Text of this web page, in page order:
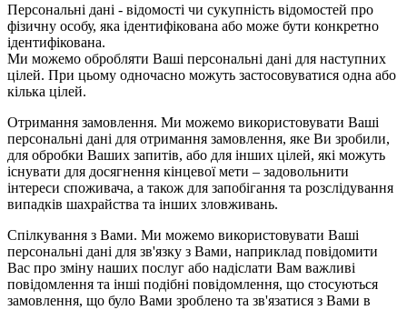
Персональні дані - відомості чи сукупність відомостей про
фізичну особу, яка ідентифікована або може бути конкретно
ідентифікована.
Ми можемо обробляти Ваші персональні дані для наступних
цілей. При цьому одночасно можуть застосовуватися одна або
кілька цілей.
Отримання замовлення. Ми можемо використовувати Ваші
персональні дані для отримання замовлення, яке Ви зробили,
для обробки Ваших запитів, або для інших цілей, які можуть
існувати для досягнення кінцевої мети – задовольнити
інтереси споживача, а також для запобігання та розслідування
випадків шахрайства та інших зловживань.
Спілкування з Вами. Ми можемо використовувати Ваші
персональні дані для зв'язку з Вами, наприклад повідомити
Вас про зміну наших послуг або надіслати Вам важливі
повідомлення та інші подібні повідомлення, що стосуються
замовлення, що було Вами зроблено та зв'язатися з Вами в